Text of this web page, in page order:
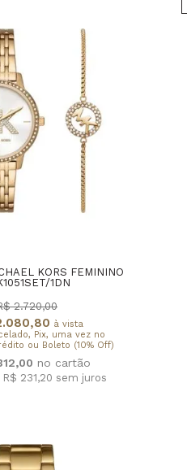
KORS FEMININO
1DN
à vista
Pix, uma vez no
ou Boleto (10% Off)
2.720,00
231,20 sem juros